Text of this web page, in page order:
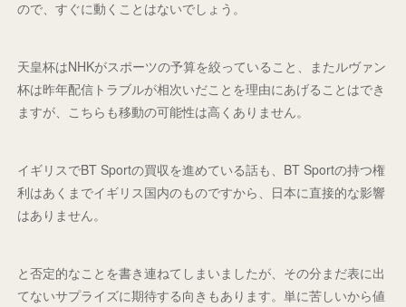
ので、すぐに動くことはないでしょう。
天皇杯はNHKがスポーツの予算を絞っていること、またルヴァン
杯は昨年配信トラブルが相次いだことを理由にあげることはでき
ますが、こちらも移動の可能性は高くありません。
イギリスでBT Sportの買収を進めている話も、BT Sportの持つ権
利はあくまでイギリス国内のものですから、日本に直接的な影響
はありません。
と否定的なことを書き連ねてしまいましたが、その分まだ表に出
てないサプライズに期待する向きもあります。単に苦しいから値